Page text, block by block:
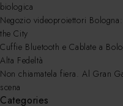
biologica
Negozio videoproiettori
the City
Cuffie Bluetooth e Cablate a
Alta Fedeltà
Non chiamatela fiera. Al Gran
scena
Categories